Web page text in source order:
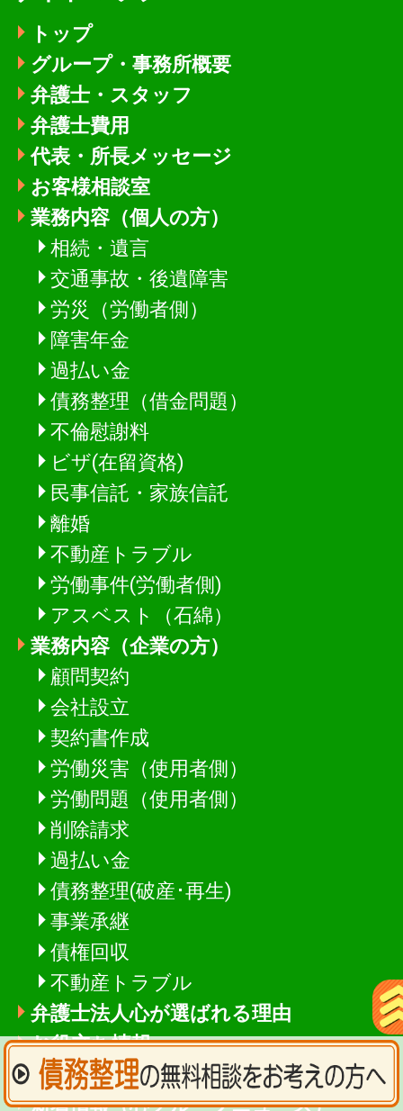
トップ
グループ・事務所概要
弁護士・スタッフ
弁護士費用
代表・所長メッセージ
お客様相談室
業務内容（個人の方）
相続・遺言
交通事故・後遺障害
労災（労働者側）
障害年金
過払い金
債務整理（借金問題）
不倫慰謝料
ビザ(在留資格)
民事信託・家族信託
離婚
不動産トラブル
労働事件(労働者側)
アスベスト（石綿）
業務内容（企業の方）
顧問契約
会社設立
契約書作成
労働災害（使用者側）
労働問題（使用者側）
削除請求
過払い金
債務整理(破産･再生)
事業承継
債権回収
不動産トラブル
弁護士法人心が選ばれる理由
お役立ち情報
Ｑ＆Ａ
新着情報（心グループニュース）